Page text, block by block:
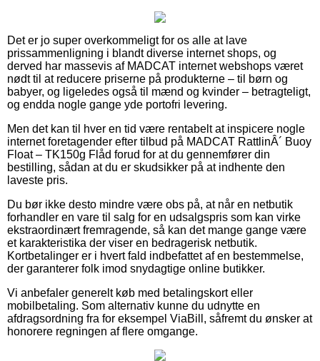
Det er jo super overkommeligt for os alle at lave
prissammenligning i blandt diverse internet shops, og
derved har massevis af MADCAT internet webshops været
nødt til at reducere priserne på produkterne – til børn og
babyer, og ligeledes også til mænd og kvinder – betragteligt,
og endda nogle gange yde portofri levering.
Men det kan til hver en tid være rentabelt at inspicere nogle
internet foretagender efter tilbud på MADCAT RattlinÂ´ Buoy
Float – TK150g Flåd forud for at du gennemfører din
bestilling, sådan at du er skudsikker på at indhente den
laveste pris.
Du bør ikke desto mindre være obs på, at når en netbutik
forhandler en vare til salg for en udsalgspris som kan virke
ekstraordinært fremragende, så kan det mange gange være
et karakteristika der viser en bedragerisk netbutik.
Kortbetalinger er i hvert fald indbefattet af en bestemmelse,
der garanterer folk imod snydagtige online butikker.
Vi anbefaler generelt køb med betalingskort eller
mobilbetaling. Som alternativ kunne du udnytte en
afdragsordning fra for eksempel ViaBill, såfremt du ønsker at
honorere regningen af flere omgange.